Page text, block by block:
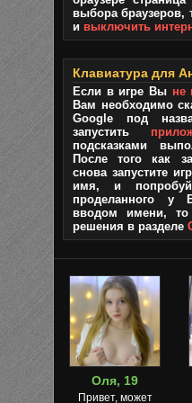
выбора
и выключить
Клавиатура для
Если в игре Вы не
Вам необходимо
Google под
запустить
подсказками
После того как
снова запустите
имя, и
проделанного у
вводом имени, то
решения в разделе
Оля, 19
Привет, может